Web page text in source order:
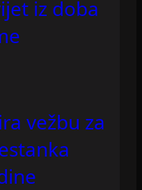
iz doba
vežbu za